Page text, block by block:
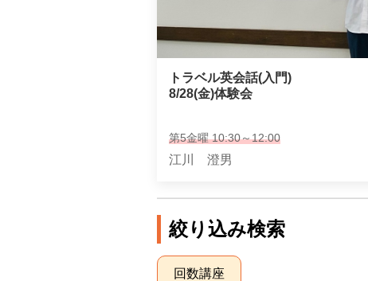
トラベル英会話(入門)
8/28(金)体験会
第5金曜 10:30～12:00
江川 澄男
絞り込み検索
回数講座